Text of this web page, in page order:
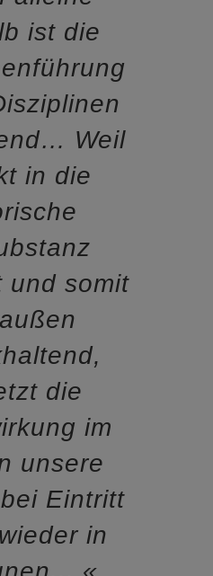
ist die
Weil
in die
und somit
die
im
unsere
Eintritt
in